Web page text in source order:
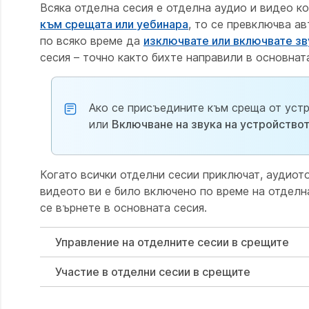
Всяка отделна сесия е отделна аудио и видео
към срещата или уебинара, то се превключва
по всяко време да изключвате или включвате
сесия – точно както бихте направили в
Ако се присъедините към среща от
или Включване на звука на
Когато всички отделни сесии приключат,
видеото ви е било включено по време на
се върнете в основната сесия.
Управление на отделните сесии в срещите
Участие в отделни сесии в срещите